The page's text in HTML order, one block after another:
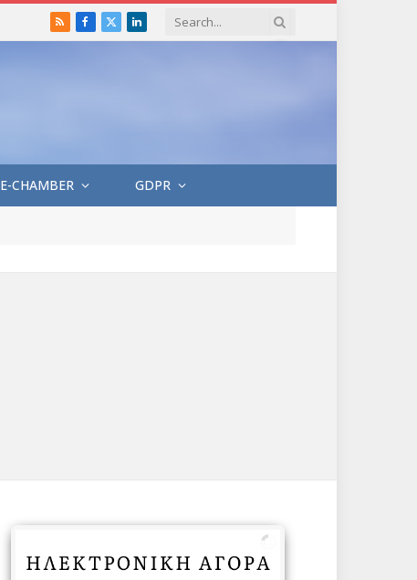
RSSFacebook
X
LinkedIn
E-CHAMBER GDPR